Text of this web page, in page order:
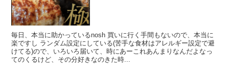
毎日、本当に助かっているnosh 買いに行く手間もないので、本当に
楽ですし ランダム設定にしている(苦手な食材はアレルギー設定で避
けてる)ので、いろいろ届いて、時にあーこれあんまりなんだよなっ
てのくるけど、その分好きなのきた時...